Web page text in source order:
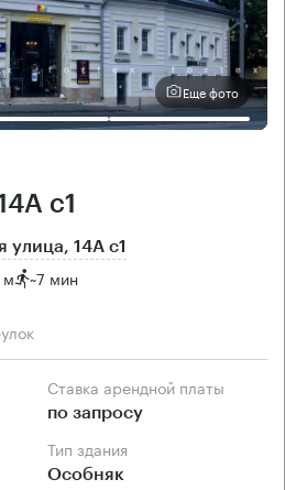
Еще фото
с1
улица, 14А с1
~7 мин
Ставка арендной платы
по запросу
Тип здания
Особняк